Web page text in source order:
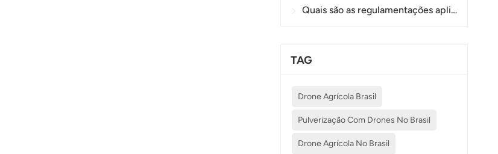
Quais são as regulamentações aplicáveis ​​ao uso de drones na agricultura em diferentes países?
TAG
Drone Agrícola Brasil
Pulverização Com Drones No Brasil
Drone Agrícola No Brasil